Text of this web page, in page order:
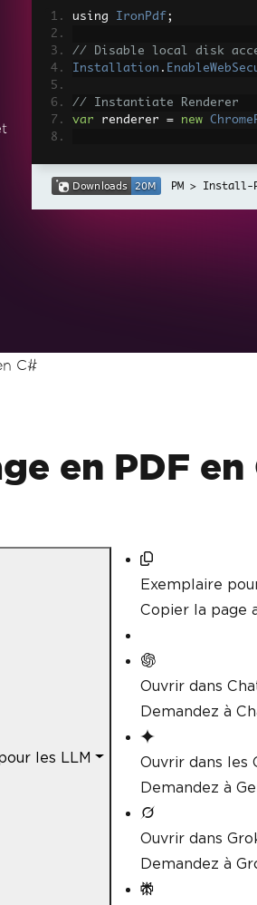
using IronPdf ;
// Disable local disk
Installation .
// Instantiate Renderer
var renderer = new
// Load external html
// An optional
Install-
C#
en PDF
les LLM
Exemplaire
Copier la page
Ouvrir dans
Demandez à
Ouvrir dans les
Demandez à
Ouvrir dans
Demandez à